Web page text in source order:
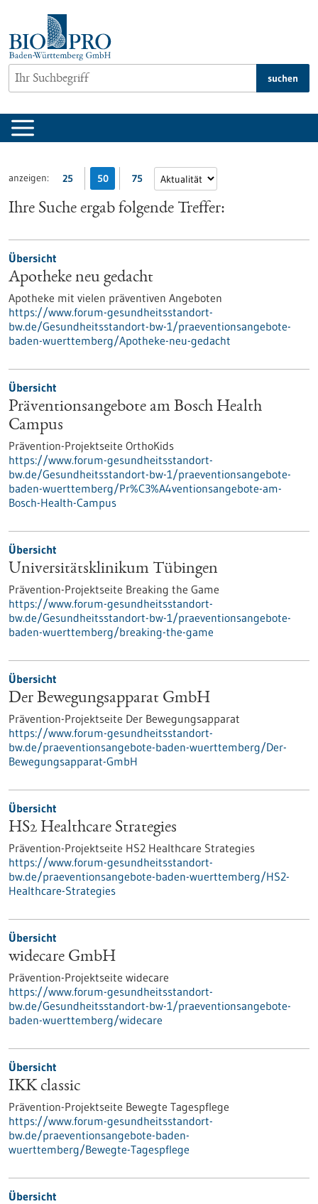
springen
suchen
anzeigen: 25 50 75
Ihre Suche ergab folgende Treffer:
Übersicht
Apotheke neu gedacht
Apotheke mit vielen präventiven Angeboten
https://www.forum-gesundheitsstandort-
bw.de/Gesundheitsstandort-bw-1/praeventionsangebote-
baden-wuerttemberg/Apotheke-neu-gedacht
Übersicht
Präventionsangebote am Bosch Health
Campus
Prävention-Projektseite OrthoKids
https://www.forum-gesundheitsstandort-
bw.de/Gesundheitsstandort-bw-1/praeventionsangebote-
baden-wuerttemberg/Pr%C3%A4ventionsangebote-am-
Bosch-Health-Campus
Übersicht
Universitätsklinikum Tübingen
Prävention-Projektseite Breaking the Game
https://www.forum-gesundheitsstandort-
bw.de/Gesundheitsstandort-bw-1/praeventionsangebote-
baden-wuerttemberg/breaking-the-game
Übersicht
Der Bewegungsapparat GmbH
Prävention-Projektseite Der Bewegungsapparat
https://www.forum-gesundheitsstandort-
bw.de/praeventionsangebote-baden-wuerttemberg/Der-
Bewegungsapparat-GmbH
Übersicht
HS2 Healthcare Strategies
Prävention-Projektseite HS2 Healthcare Strategies
https://www.forum-gesundheitsstandort-
bw.de/praeventionsangebote-baden-wuerttemberg/HS2-
Healthcare-Strategies
Übersicht
widecare GmbH
Prävention-Projektseite widecare
https://www.forum-gesundheitsstandort-
bw.de/Gesundheitsstandort-bw-1/praeventionsangebote-
baden-wuerttemberg/widecare
Übersicht
IKK classic
Prävention-Projektseite Bewegte Tagespflege
https://www.forum-gesundheitsstandort-
bw.de/praeventionsangebote-baden-
wuerttemberg/Bewegte-Tagespflege
Übersicht